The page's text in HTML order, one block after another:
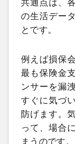
共通点は、
の生活デー
とです。
例えば損保
最も保険金
ンサーを漏
すぐに気づ
防げます。
って、場合
まうのです。